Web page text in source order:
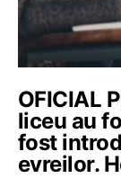
OFICIAL
liceu au
fost
evreilor.